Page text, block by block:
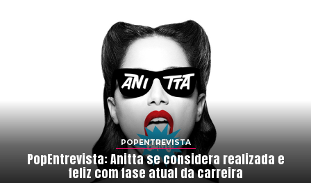
POPENTREVISTA
PopEntrevista: Anitta se considera realizada e
feliz com fase atual da carreira